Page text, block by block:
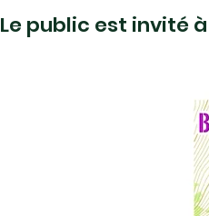
Le public est invité